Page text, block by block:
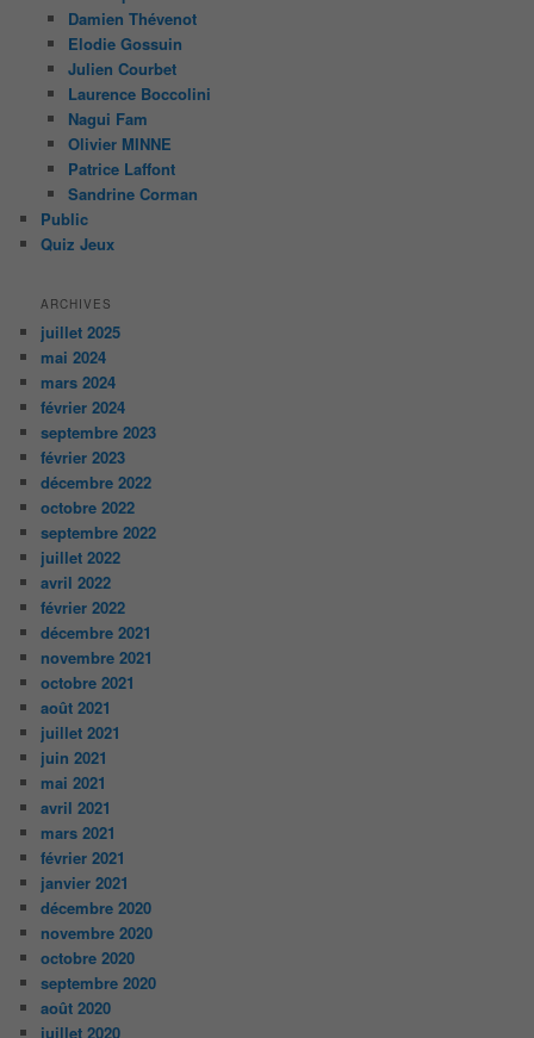
Damien Thévenot
Elodie Gossuin
Julien Courbet
Laurence Boccolini
Nagui Fam
Olivier MINNE
Patrice Laffont
Sandrine Corman
Public
Quiz Jeux
ARCHIVES
juillet 2025
mai 2024
mars 2024
février 2024
septembre 2023
février 2023
décembre 2022
octobre 2022
septembre 2022
juillet 2022
avril 2022
février 2022
décembre 2021
novembre 2021
octobre 2021
août 2021
juillet 2021
juin 2021
mai 2021
avril 2021
mars 2021
février 2021
janvier 2021
décembre 2020
novembre 2020
octobre 2020
septembre 2020
août 2020
juillet 2020